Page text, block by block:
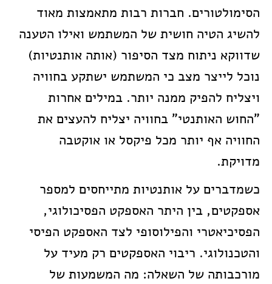
הסימולטורים. חברות רבות מתאמצות מאוד
להשיג הטיה חושית של המשתמש ואילו הטענה
שדווקא ניתוח מצד הסיפור (אותה אותנטיות)
נוכל לייצר מצב כי המשתמש ישתקע בחוויה
ויצליח להפיק ממנה יותר. במילים אחרות
"החוש האותנטי" בחוויה יצליח להעצים את
החוויה אף יותר מכל פיקסל או אוקטבה
מדויקת.
כשמדברים על אותנטיות מתייחסים למספר
אספקטים, בין היתר האספקט הפסיכולוגי,
הפסיכיאטרי והפילוסופי לצד האספקט הפיסי
והטכנולוגי. ריבוי האספקטים רק מעיד על
מורכבותה של השאלה: מה המשמעות של